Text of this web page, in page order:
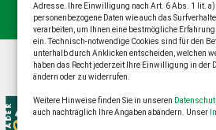
Adresse. Ihre Einwilligung nach Art. 6 Abs. 1 lit.
personenbezogene Daten wie auch das
verarbeiten, um Ihnen eine bestmögliche
ein. Technisch-notwendige Cookies sind für den
unterhalb durch Anklicken entscheiden, welchen
haben das Recht jederzeit Ihre Einwilligung in
ändern oder zu widerrufen.
Weitere Hinweise finden Sie in unseren
auch nachträglich Ihre Angaben abändern. Unser